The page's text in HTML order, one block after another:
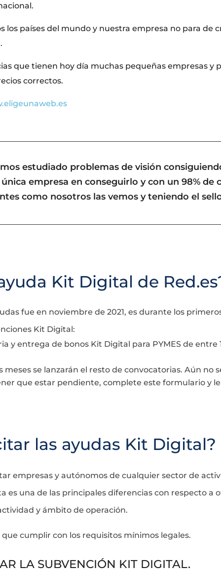
los países del mundo y nuestra empresa no para de
que tienen hoy día muchas pequeñas empresas y
correctos.
estudiado problemas de visión
empresa en conseguirlo y con un 98%
como nosotros las vemos y teniendo el
Kit Digital de
fue en noviembre de 2021, es durante los
Kit Digital:
y entrega de bonos Kit Digital para PYMES de
meses se lanzarán el resto de convocatorias. Aún no
que estar pendiente, complete este formulario y
las ayudas Kit Digital?
empresas y autónomos de cualquier sector de
es una de las principales diferencias con respecto a
y ámbito de operación.
cumplir con los requisitos mínimos legales.
LA SUBVENCIÓN KIT DIGITAL.